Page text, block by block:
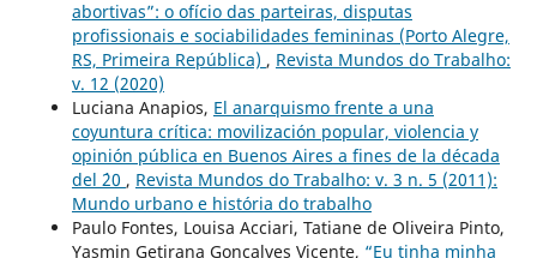
abortivas”: o ofício das parteiras, disputas
profissionais e sociabilidades femininas (Porto Alegre,
RS, Primeira República) , Revista Mundos do Trabalho:
v. 12 (2020)
Luciana Anapios, El anarquismo frente a una
coyuntura crítica: movilización popular, violencia y
opinión pública en Buenos Aires a fines de la década
del ´20 , Revista Mundos do Trabalho: v. 3 n. 5 (2011):
Mundo urbano e história do trabalho
Paulo Fontes, Louisa Acciari, Tatiane de Oliveira Pinto,
Yasmin Getirana Gonçalves Vicente, “Eu tinha minha